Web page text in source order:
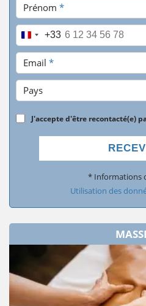
Prénom *
Téléphone *
+33
Email *
Pays
J'accepte d'être recontacté(e)
* Informations
Utilisation des